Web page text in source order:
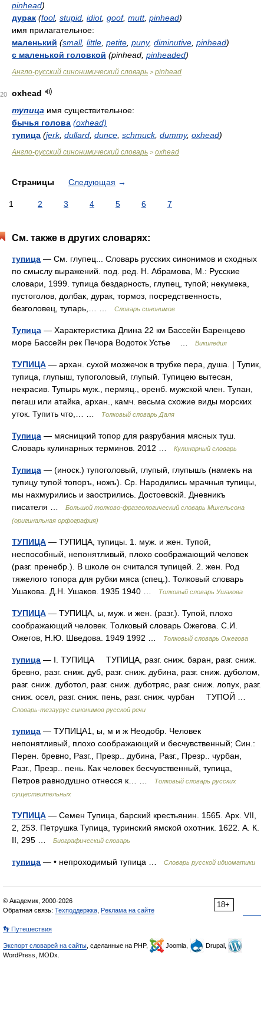
pinhead)
дурак (fool, stupid idiot, goof, mutt, pinhead)
имя прилагательное:
маленький (small, little petite puny, diminutive pinhead)
с маленькой головкой (pinhead, pinheaded)
Англо-русский синонимический словарь > pinhead
20
oxhead
тупица имя существительное:
бычья голова (oxhead)
тупица (jerk, dullard dunce schmuck, dummy, oxhead)
Англо-русский синонимический словарь > oxhead
Страницы Следующая →
1 2 3 4 5 6 7
См. также в других словарях:
тупица — См. глупец... Словарь русских синонимов и сходных
по смыслу выражений. под. ред. Н. Абрамова, М.: Русские
словари, 1999. тупица бездарность, глупец, тупой; некумека,
пустоголов, долбак, дурак, тормоз, посредственность,
безголовец, тупарь,… …
Словарь синонимов
Тупица — Характеристика Длина 22 км Бассейн Баренцево
море Бассейн рек Печора Водоток Устье …
Википедия
ТУПИЦА — архан. сухой мозжечок в трубке пера, душа. | Тупик,
тупица, глупыш, тупоголовый, глупый. Тупицею вытесан,
некрасив. Тупырь муж., пермяц., оренб. мужской член. Тупан,
пегаш или атайка, архан., камч. весьма схожие виды морских
уток. Тупить что,… …
Толковый словарь Даля
Тупица — мясницкий топор для разрубания мясных туш.
Словарь кулинарных терминов. 2012 …
Кулинарный словарь
Тупица — (иноск.) тупоголовый, глупый, глупышъ (намекъ на
тупицу тупой топоръ, ножъ). Ср. Народились мрачныя тупицы,
мы нахмурились и заострились. Достоевскій. Дневникъ
писателя …
Большой толково-фразеологический словарь Михельсона
(оригинальная орфография)
ТУПИЦА — ТУПИЦА, тупицы. 1. муж. и жен. Тупой,
неспособный, непонятливый, плохо соображающий человек
(разг. пренебр.). В школе он считался тупицей. 2. жен. Род
тяжелого топора для рубки мяса (спец.). Толковый словарь
Ушакова. Д.Н. Ушаков. 1935 1940 …
Толковый словарь Ушакова
ТУПИЦА — ТУПИЦА, ы, муж. и жен. (разг.). Тупой, плохо
соображающий человек. Толковый словарь Ожегова. С.И.
Ожегов, Н.Ю. Шведова. 1949 1992 …
Толковый словарь Ожегова
тупица — I. ТУПИЦА ТУПИЦА, разг. сниж. баран, разг. сниж.
бревно, разг. сниж. дуб, разг. сниж. дубина, разг. сниж. дуболом,
разг. сниж. дуботол, разг. сниж. дуботряс, разг. сниж. лопух, разг.
сниж. осел, разг. сниж. пень, разг. сниж. чурбан ТУПОЙ …
Словарь-тезаурус синонимов русской речи
тупица — ТУПИЦА1, ы, м и ж Неодобр. Человек
непонятливый, плохо соображающий и бесчувственный; Син.:
Перен. бревно, Разг., Презр.. дубина, Разг., Презр.. чурбан,
Разг., Презр.. пень. Как человек бесчувственный, тупица,
Петров равнодушно отнесся к… …
Толковый словарь русских
существительных
ТУПИЦА — Семен Тупица, барский крестьянин. 1565. Арх. VII,
2, 253. Петрушка Тупица, туринский ямской охотник. 1622. А. К.
II, 295 …
Биографический словарь
тупица — • непроходимый тупица … Словарь русской идиоматики
18+
© Академик, 2000-2026
Обратная связь: Техподдержка Реклама на сайте
👣 Путешествия
Экспорт словарей на сайты , сделанные на PHP, Joomla,
Drupal,
WordPress, MODx.